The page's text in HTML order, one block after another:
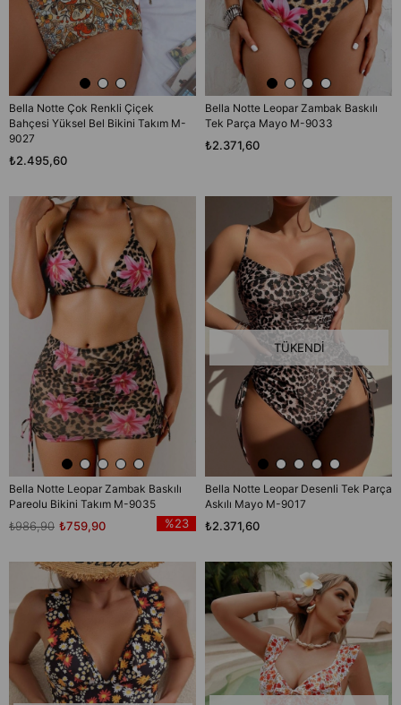
Bella Notte Çok Renkli Çiçek
Bahçesi Yüksel Bel Bikini Takım M-
9027
₺2.495,60
Bella Notte Leopar Zambak Baskılı
Tek Parça Mayo M-9033
₺2.371,60
Bella Notte Leopar Zambak Baskılı
Pareolu Bikini Takım M-9035
₺759,90
₺986,90 %23
TÜKENDI
Bella Notte Leopar Desenli Tek Parça
Askılı Mayo M-9017
₺2.371,60